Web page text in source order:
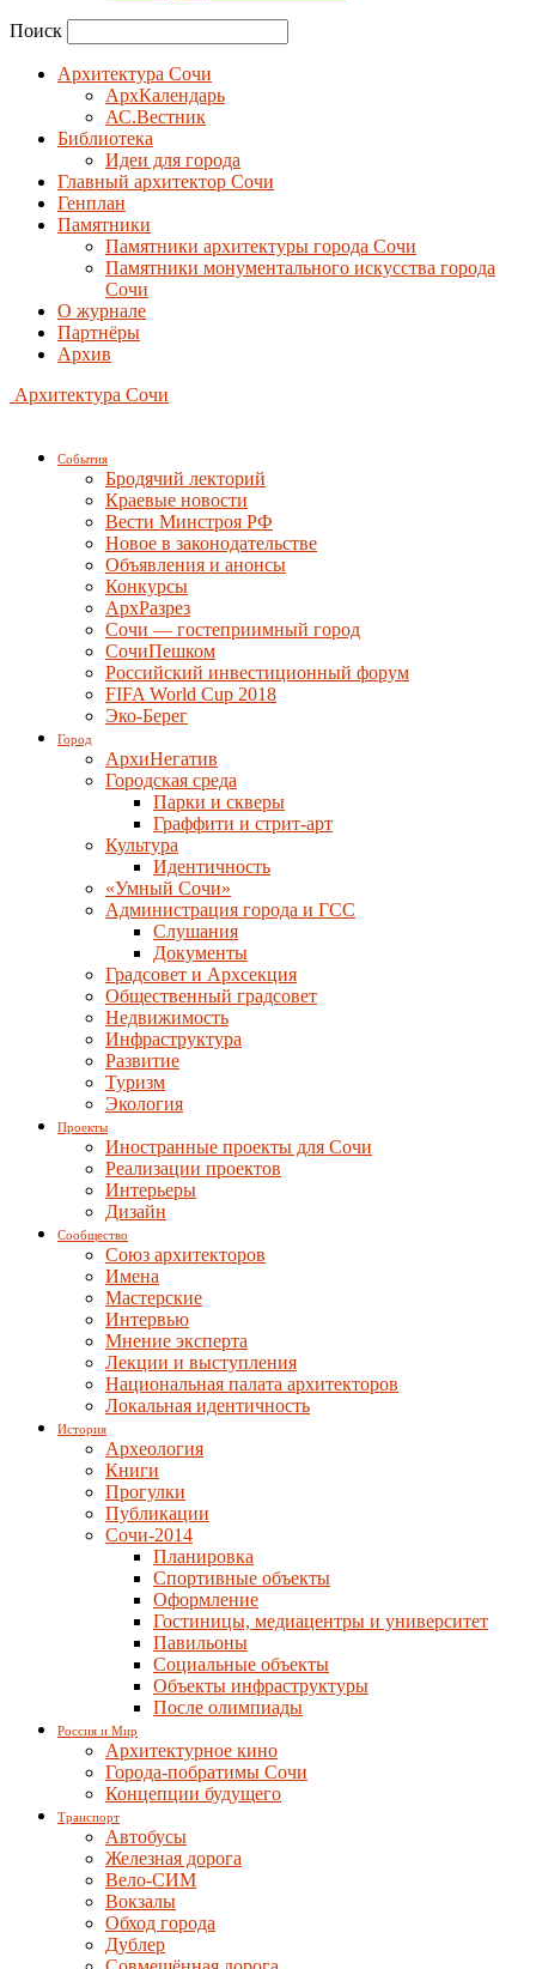
Поиск
Архитектура Сочи
АрхКалендарь
АС.Вестник
Библиотека
Идеи для города
Главный архитектор Сочи
Генплан
Памятники
Памятники архитектуры города Сочи
Памятники монументального искусства города
Сочи
О журнале
Партнёры
Архив
Архитектура Сочи
События
Бродячий лекторий
Краевые новости
Вести Минстроя РФ
Новое в законодательстве
Объявления и анонсы
Конкурсы
АрхРазрез
Сочи — гостеприимный город
СочиПешком
Российский инвестиционный форум
FIFA World Cup 2018
Эко-Берег
Город
АрхиНегатив
Городская среда
Парки и скверы
Граффити и стрит-арт
Культура
Идентичность
«Умный Сочи»
Администрация города и ГСС
Слушания
Документы
Градсовет и Архсекция
Общественный градсовет
Недвижимость
Инфраструктура
Развитие
Туризм
Экология
Проекты
Иностранные проекты для Сочи
Реализации проектов
Интерьеры
Дизайн
Сообщество
Союз архитекторов
Имена
Мастерские
Интервью
Мнение эксперта
Лекции и выступления
Национальная палата архитекторов
Локальная идентичность
История
Археология
Книги
Прогулки
Публикации
Сочи-2014
Планировка
Спортивные объекты
Оформление
Гостиницы, медиацентры и университет
Павильоны
Социальные объекты
Объекты инфраструктуры
После олимпиады
Россия и Мир
Архитектурное кино
Города-побратимы Сочи
Концепции будущего
Транспорт
Автобусы
Железная дорога
Вело-СИМ
Вокзалы
Обход города
Дублер